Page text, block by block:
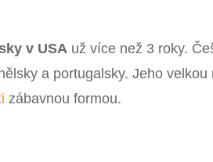
v USA už více než 3 roky.
a portugalsky. Jeho
zábavnou formou.